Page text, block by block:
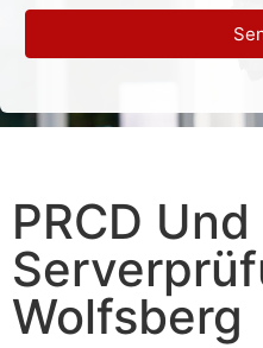
PRCD Und
Wolfsberg